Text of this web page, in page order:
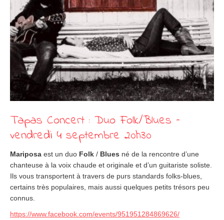
Tapas Concert : Duo Folk/Blues –
vendredi 4 septembre 20h30
Mariposa est un duo Folk / Blues né de la rencontre d’une
chanteuse à la voix chaude et originale et d’un guitariste soliste.
Ils vous transportent à travers de purs standards folks-blues,
certains très populaires, mais aussi quelques petits trésors peu
connus.
https://www.facebook.com/events/951951284869626/